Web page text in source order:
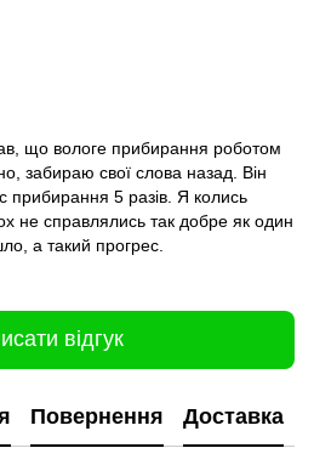
що вологе прибирання роботом
забираю свої слова назад. Він
прибирання 5 разів. Я колись
не справлялись так добре як один
а такий прогрес.
відгук
Повернення Доставка